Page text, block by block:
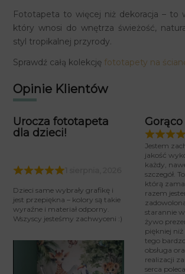
Fototapeta to więcej niż dekoracja – to
który wnosi do wnętrza świeżość,
styl tropikalnej przyrody.
Sprawdź całą kolekcję fototapety na
Opinie Klientów
Urocza fototapeta
dla dzieci!
Dzieci same wybrały grafikę i
jest przepiękna – kolory są takie
wyraźne i materiał odporny.
Wszyscy jesteśmy zachwyceni :)
Jestem
jakość
każdy,
szczegół.
którą
razem
starannie
żywo
piękniej niż
tego
obsługa
realizacji
serca